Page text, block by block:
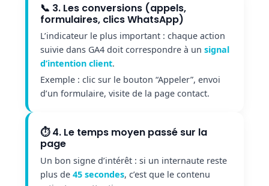
📞 3. Les conversions (appels,
formulaires, clics WhatsApp)
L’indicateur le plus important : chaque action
suivie dans GA4 doit correspondre à un signal
d’intention client.
Exemple : clic sur le bouton “Appeler”, envoi
d’un formulaire, visite de la page contact.
⏱️ 4. Le temps moyen passé sur la
page
Un bon signe d’intérêt : si un internaute reste
plus de 45 secondes, c’est que le contenu